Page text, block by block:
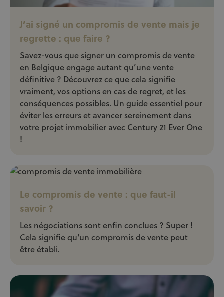
J’ai signé un compromis de vente mais je
regrette : que faire ?
Savez-vous que signer un compromis de vente
en Belgique engage autant qu’une vente
définitive ? Découvrez ce que cela signifie
vraiment, vos options en cas de regret, et les
conséquences possibles. Un guide essentiel pour
éviter les erreurs et avancer sereinement dans
votre projet immobilier avec Century 21 Ever One
!
Le compromis de vente : que faut-il
savoir ?
Les négociations sont enfin conclues ? Super !
Cela signifie qu'un compromis de vente peut
être établi.